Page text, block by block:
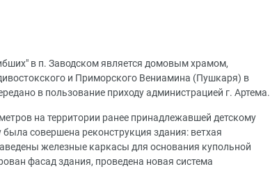
в п. Заводском является домовым храмом,
и Приморского Вениамина (Пушкаря) в
в пользование приходу администрацией г. Артема.
на территории ранее принадлежавшей детскому
совершена реконструкция здания: ветхая
железные каркасы для основания купольной
фасад здания, проведена новая система